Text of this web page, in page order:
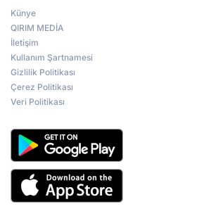
Künye
QIRIM MEDİA
İletişim
Kullanım Şartnamesi
Gizlilik Politikası
Çerez Politikası
Veri Politikası